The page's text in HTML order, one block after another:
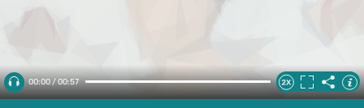
00:00 / 00:57